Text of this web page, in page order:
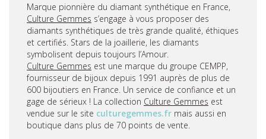
Marque pionnière du diamant synthétique en France,
Culture Gemmes s’engage à vous proposer des
diamants synthétiques de très grande qualité, éthiques
et certifiés. Stars de la joaillerie, les diamants
symbolisent depuis toujours l’Amour.
Culture Gemmes est une marque du groupe CEMPP,
fournisseur de bijoux depuis 1991 auprès de plus de
600 bijoutiers en France. Un service de confiance et un
gage de sérieux ! La collection Culture Gemmes est
vendue sur le site culturegemmes.fr mais aussi en
boutique dans plus de 70 points de vente.